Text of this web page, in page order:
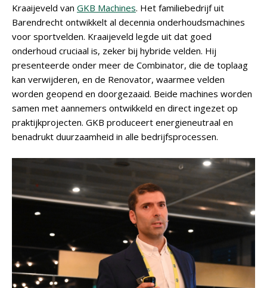
Kraaijeveld van GKB Machines. Het familiebedrijf uit
Barendrecht ontwikkelt al decennia onderhoudsmachines
voor sportvelden. Kraaijeveld legde uit dat goed
onderhoud cruciaal is, zeker bij hybride velden. Hij
presenteerde onder meer de Combinator, die de toplaag
kan verwijderen, en de Renovator, waarmee velden
worden geopend en doorgezaaid. Beide machines worden
samen met aannemers ontwikkeld en direct ingezet op
praktijkprojecten. GKB produceert energieneutraal en
benadrukt duurzaamheid in alle bedrijfsprocessen.